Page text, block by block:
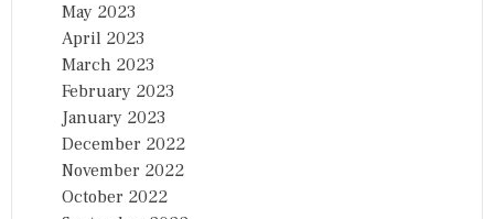
May 2023
April 2023
March 2023
February 2023
January 2023
December 2022
November 2022
October 2022